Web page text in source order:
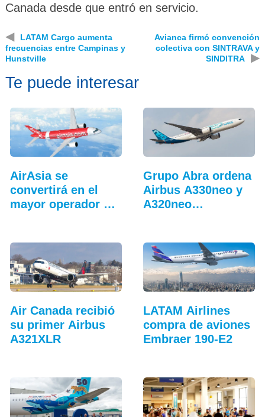
Canada desde que entró en servicio.
◀
LATAM Cargo aumenta
frecuencias entre Campinas y
Hunstville
Avianca firmó convención
colectiva con SINTRAVA y
SINDITRA
▶
Te puede interesar
AirAsia se
convertirá en el
mayor operador del
Grupo Abra ordena
Airbus A330neo y
A320neo
Air Canada recibió
su primer Airbus
A321XLR
LATAM Airlines
compra de aviones
Embraer 190-E2